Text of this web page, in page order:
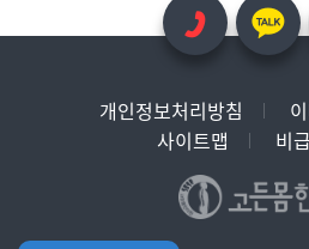
개인정보처리방침
사이트맵
비